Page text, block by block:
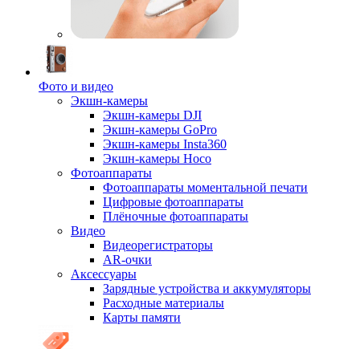
Фото и видео
Экшн-камеры
Экшн-камеры DJI
Экшн-камеры GoPro
Экшн-камеры Insta360
Экшн-камеры Hoco
Фотоаппараты
Фотоаппараты моментальной печати
Цифровые фотоаппараты
Плёночные фотоаппараты
Видео
Видеорегистраторы
AR-очки
Аксессуары
Зарядные устройства и аккумуляторы
Расходные материалы
Карты памяти